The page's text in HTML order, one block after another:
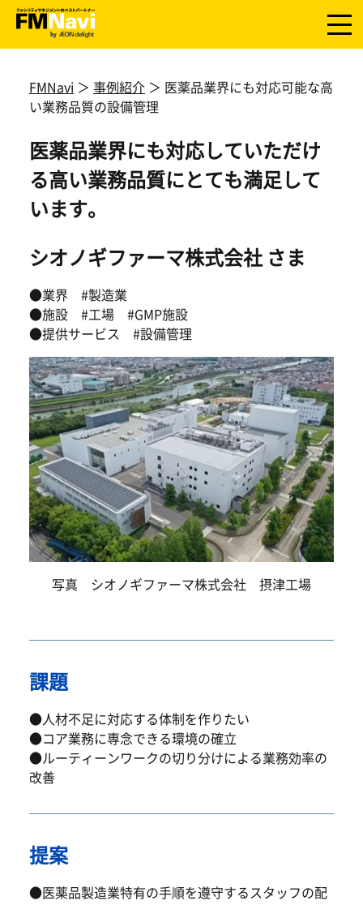
FMNavi ＞ 事例紹介 ＞ 医薬品業界にも対応可能な高
い業務品質の設備管理
医薬品業界にも対応していただけ
る高い業務品質にとても満足して
います。
シオノギファーマ株式会社 さま
●業界 #製造業
●施設 #工場 #GMP施設
●提供サービス #設備管理
写真 シオノギファーマ株式会社 摂津工場
課題
●人材不足に対応する体制を作りたい
●コア業務に専念できる環境の確立
●ルーティーンワークの切り分けによる業務効率の
改善
提案
●医薬品製造業特有の手順を遵守するスタッフの配